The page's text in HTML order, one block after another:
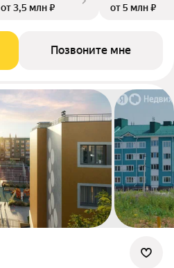
от 3,5 млн ₽
от 5 млн ₽
Позвоните мне